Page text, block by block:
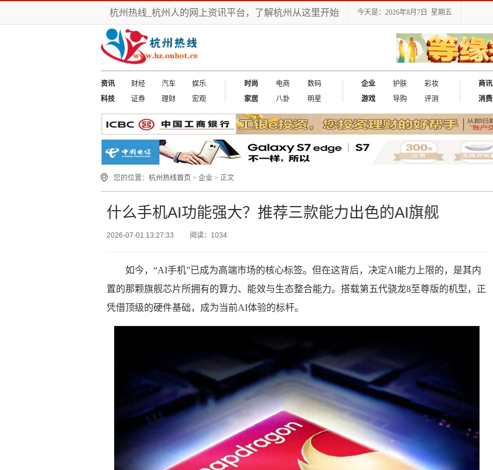
杭州热线_杭州人的网上资讯平台，了解杭州从这里开始 今天是：2026年8月7日 星期五
资讯 财经 汽车
娱乐
科技
证券 理财 宏观
时尚 电商
数码
家居
八卦 明星
企业 护肤
彩妆
游戏
导购 评测
商讯
消费
您的位置： 杭州热线首页 > 企业 > 正文
什么手机AI功能强大？推荐三款能力出色的AI旗舰
2026-07-01 13:27:33 阅读：1034
如今，“AI手机”已成为高端市场的核心标签。但在这背后，决定AI能力上限的，是其内
置的那颗旗舰芯片所拥有的算力、能效与生态整合能力。搭载第五代骁龙8至尊版的机型，正
凭借顶级的硬件基础，成为当前AI体验的标杆。